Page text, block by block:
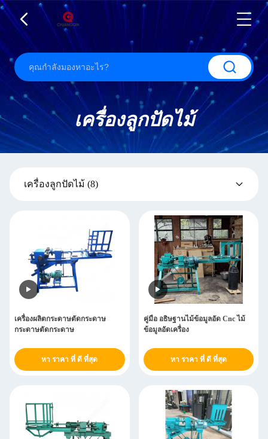
เครื่องลูกปัดไม้
เครื่องลูกปัดไม้ (8)
เครื่องผลิตกระดาษตัดกระดาษ
กระดาษตัดกระดาษ
หา ราคา ที่ ดี ที่สุด
คู่มือ อธิษฐานไม้ข้อมูลอัด Cnc ไม้
ข้อมูลอัดเครื่อง
หา ราคา ที่ ดี ที่สุด